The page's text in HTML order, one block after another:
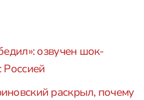
озвучен шок-
раскрыл, почему